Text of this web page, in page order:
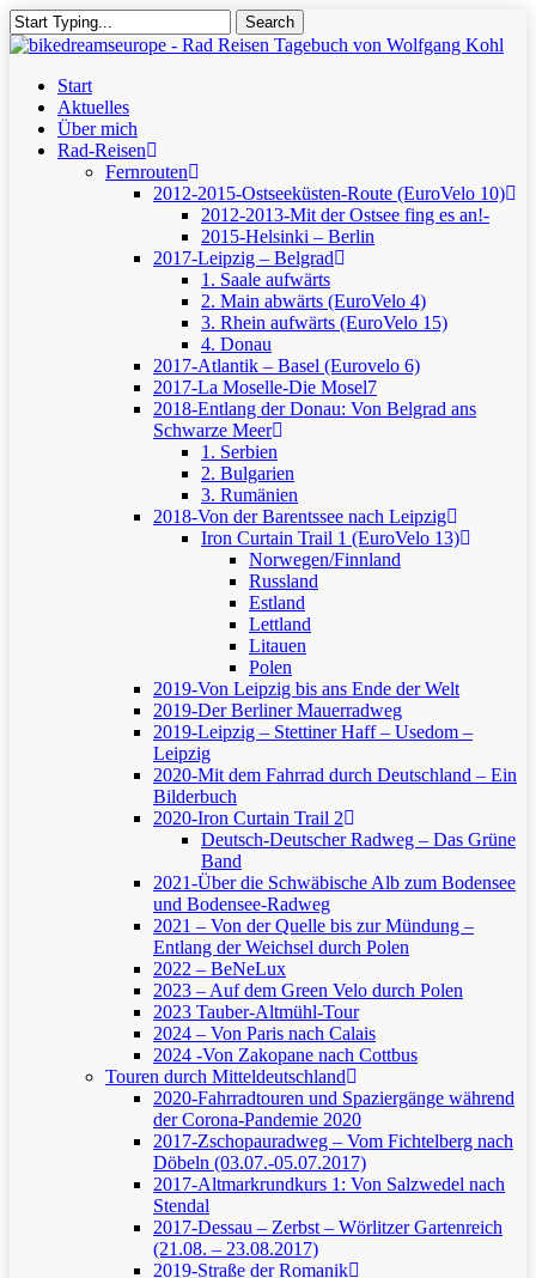
Skip
to
content
Search
Close
Menu
Start
Aktuelles
Über mich
Rad-Reisen
Fernrouten
2012-2015-Ostseeküsten-Route (EuroVelo 10)
2012-2013-Mit der Ostsee fing es an!-
2015-Helsinki – Berlin
2017-Leipzig – Belgrad
1. Saale aufwärts
2. Main abwärts (EuroVelo 4)
3. Rhein aufwärts (EuroVelo 15)
4. Donau
2017-Atlantik – Basel (Eurovelo 6)
2017-La Moselle-Die Mosel7
2018-Entlang der Donau: Von Belgrad ans
Schwarze Meer
1. Serbien
2. Bulgarien
3. Rumänien
2018-Von der Barentssee nach Leipzig
Iron Curtain Trail 1 (EuroVelo 13)
Norwegen/Finnland
Russland
Estland
Lettland
Litauen
Polen
2019-Von Leipzig bis ans Ende der Welt
2019-Der Berliner Mauerradweg
2019-Leipzig – Stettiner Haff – Usedom –
Leipzig
2020-Mit dem Fahrrad durch Deutschland – Ein
Bilderbuch
2020-Iron Curtain Trail 2
Deutsch-Deutscher Radweg – Das Grüne
Band
2021-Über die Schwäbische Alb zum Bodensee
und Bodensee-Radweg
2021 – Von der Quelle bis zur Mündung –
Entlang der Weichsel durch Polen
2022 – BeNeLux
2023 – Auf dem Green Velo durch Polen
2023 Tauber-Altmühl-Tour
2024 – Von Paris nach Calais
2024 -Von Zakopane nach Cottbus
Touren durch Mitteldeutschland
2020-Fahrradtouren und Spaziergänge während
der Corona-Pandemie 2020
2017-Zschopauradweg – Vom Fichtelberg nach
Döbeln (03.07.-05.07.2017)
2017-Altmarkrundkurs 1: Von Salzwedel nach
Stendal
2017-Dessau – Zerbst – Wörlitzer Gartenreich
(21.08. – 23.08.2017)
2019-Straße der Romanik